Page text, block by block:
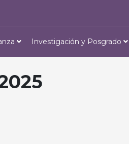
Investigación y Posgrado